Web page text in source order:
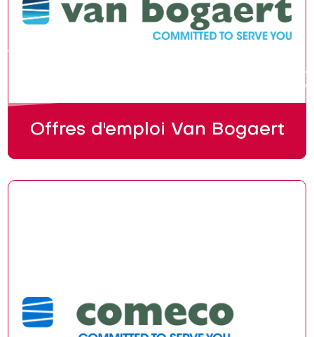
Offres d'emploi Van Bogaert